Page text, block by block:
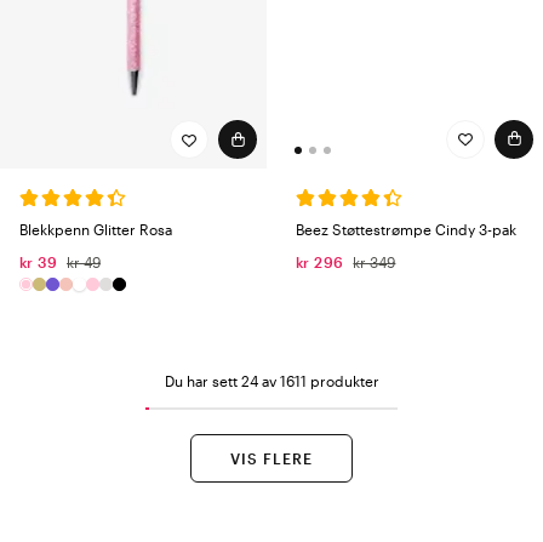
Blekkpenn Glitter Rosa
kr 39
kr 49
Beez Støttestrømpe Cindy 3-pak
kr 296
kr 349
Du har sett 24 av 1611 produkter
VIS FLERE